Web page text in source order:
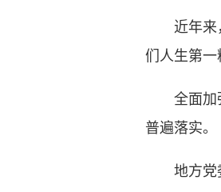
近年来，
们人生第一
全面加强
普遍落实。
地方党委